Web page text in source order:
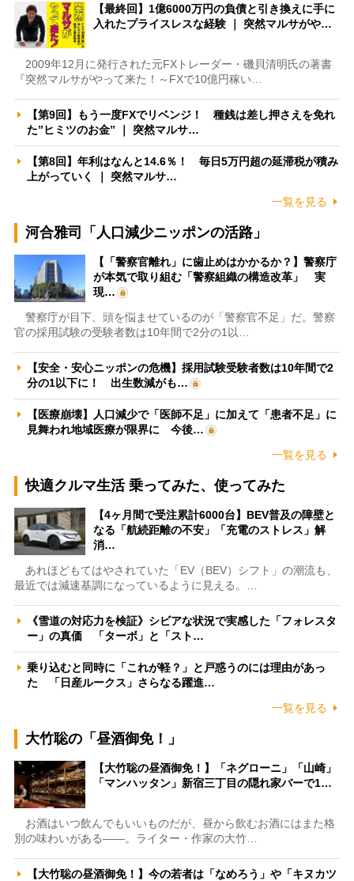
【最終回】1億6000万円の負債と引き換えに手に
入れたプライスレスな経験 ｜ 突然マルサがや…
2009年12月に発行された元FXトレーダー・磯貝清明氏の著書
『突然マルサがやって来た！～FXで10億円稼い…
【第9回】もう一度FXでリベンジ！ 種銭は差し押さえを免れ
た”ヒミツのお金” ｜ 突然マルサ…
【第8回】年利はなんと14.6％！ 毎日5万円超の延滞税が積み
上がっていく ｜ 突然マルサ…
一覧を見る
河合雅司「人口減少ニッポンの活路」
【「警察官離れ」に歯止めはかかるか？】警察庁
が本気で取り組む「警察組織の構造改革」 実
現…
警察庁が目下、頭を悩ませているのが「警察官不足」だ。警察
官の採用試験の受験者数は10年間で2分の1以…
【安全・安心ニッポンの危機】採用試験受験者数は10年間で2
分の1以下に！ 出生数減がも…
【医療崩壊】人口減少で「医師不足」に加えて「患者不足」に
見舞われ地域医療が限界に 今後…
一覧を見る
快適クルマ生活 乗ってみた、使ってみた
【4ヶ月間で受注累計6000台】BEV普及の障壁と
なる「航続距離の不安」「充電のストレス」解
消…
あれほどもてはやされていた「EV（BEV）シフト」の潮流も、
最近では減速基調になっているように見える。…
《雪道の対応力を検証》シビアな状況で実感した「フォレスタ
ー」の真価 「ターボ」と「スト…
乗り込むと同時に「これが軽？」と戸惑うのには理由があっ
た 「日産ルークス」さらなる躍進…
一覧を見る
大竹聡の「昼酒御免！」
【大竹聡の昼酒御免！】「ネグローニ」「山崎」
「マンハッタン」新宿三丁目の隠れ家バーで1…
お酒はいつ飲んでもいいものだが、昼から飲むお酒にはまた格
別の味わいがある――。ライター・作家の大竹…
【大竹聡の昼酒御免！】今の若者は「なめろう」や「キヌカツ